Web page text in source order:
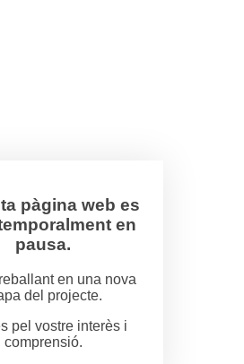
pàgina web es
en
pausa.
en una nova
del projecte.
pel vostre interès i
comprensió.